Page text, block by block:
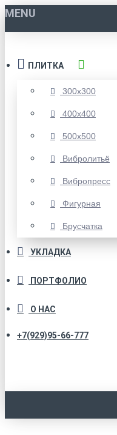
MENU
ПЛИТКА
300x300
400x400
500x500
Вибролитьё
Вибропресс
Фигурная
Брусчатка
УКЛАДКА
ПОРТФОЛИО
О НАС
+7(929)95-66-777